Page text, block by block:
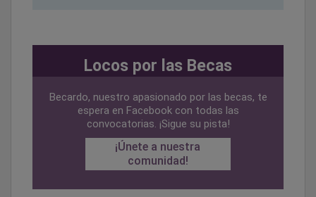
Locos por las Becas
Becardo, nuestro apasionado por las becas, te
espera en Facebook con todas las
convocatorias. ¡Sigue su pista!
¡Únete a nuestra
comunidad!